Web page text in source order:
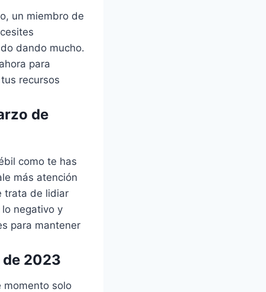
un miembro de
dando mucho.
para
recursos
de
como te has
más atención
trata de lidiar
negativo y
para mantener
2023
momento solo